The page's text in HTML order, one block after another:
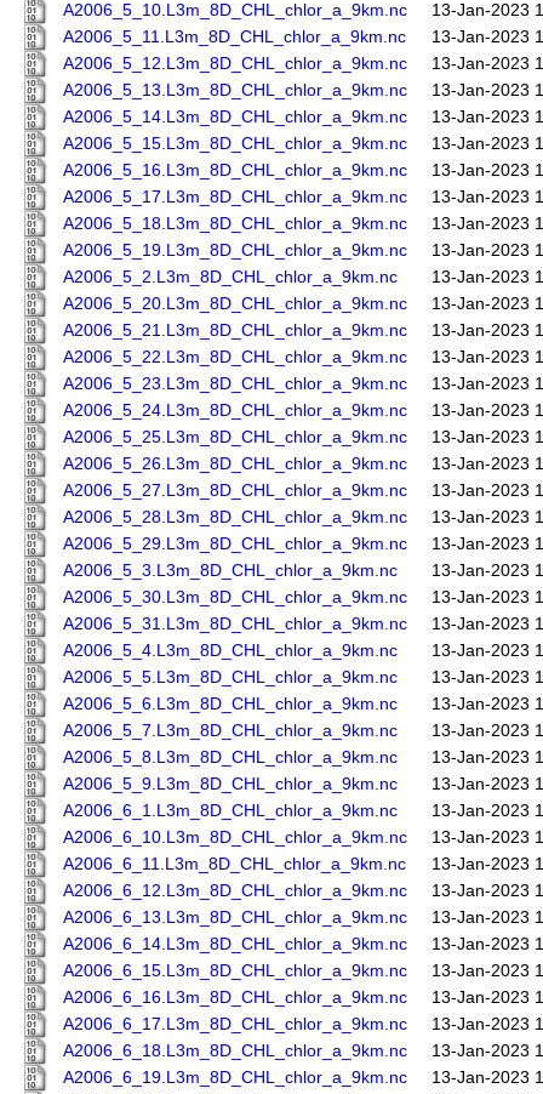
A2006_5_10.L3m_8D_CHL_chlor_a_9km.nc
13-Jan-2023
A2006_5_11.L3m_8D_CHL_chlor_a_9km.nc
13-Jan-2023
A2006_5_12.L3m_8D_CHL_chlor_a_9km.nc
13-Jan-2023
A2006_5_13.L3m_8D_CHL_chlor_a_9km.nc
13-Jan-2023
A2006_5_14.L3m_8D_CHL_chlor_a_9km.nc
13-Jan-2023
A2006_5_15.L3m_8D_CHL_chlor_a_9km.nc
13-Jan-2023
A2006_5_16.L3m_8D_CHL_chlor_a_9km.nc
13-Jan-2023
A2006_5_17.L3m_8D_CHL_chlor_a_9km.nc
13-Jan-2023
A2006_5_18.L3m_8D_CHL_chlor_a_9km.nc
13-Jan-2023
A2006_5_19.L3m_8D_CHL_chlor_a_9km.nc
13-Jan-2023
A2006_5_2.L3m_8D_CHL_chlor_a_9km.nc
13-Jan-2023
A2006_5_20.L3m_8D_CHL_chlor_a_9km.nc
13-Jan-2023
A2006_5_21.L3m_8D_CHL_chlor_a_9km.nc
13-Jan-2023
A2006_5_22.L3m_8D_CHL_chlor_a_9km.nc
13-Jan-2023
A2006_5_23.L3m_8D_CHL_chlor_a_9km.nc
13-Jan-2023
A2006_5_24.L3m_8D_CHL_chlor_a_9km.nc
13-Jan-2023
A2006_5_25.L3m_8D_CHL_chlor_a_9km.nc
13-Jan-2023
A2006_5_26.L3m_8D_CHL_chlor_a_9km.nc
13-Jan-2023
A2006_5_27.L3m_8D_CHL_chlor_a_9km.nc
13-Jan-2023
A2006_5_28.L3m_8D_CHL_chlor_a_9km.nc
13-Jan-2023
A2006_5_29.L3m_8D_CHL_chlor_a_9km.nc
13-Jan-2023
A2006_5_3.L3m_8D_CHL_chlor_a_9km.nc
13-Jan-2023
A2006_5_30.L3m_8D_CHL_chlor_a_9km.nc
13-Jan-2023
A2006_5_31.L3m_8D_CHL_chlor_a_9km.nc
13-Jan-2023
A2006_5_4.L3m_8D_CHL_chlor_a_9km.nc
13-Jan-2023
A2006_5_5.L3m_8D_CHL_chlor_a_9km.nc
13-Jan-2023
A2006_5_6.L3m_8D_CHL_chlor_a_9km.nc
13-Jan-2023
A2006_5_7.L3m_8D_CHL_chlor_a_9km.nc
13-Jan-2023
A2006_5_8.L3m_8D_CHL_chlor_a_9km.nc
13-Jan-2023
A2006_5_9.L3m_8D_CHL_chlor_a_9km.nc
13-Jan-2023
A2006_6_1.L3m_8D_CHL_chlor_a_9km.nc
13-Jan-2023
A2006_6_10.L3m_8D_CHL_chlor_a_9km.nc
13-Jan-2023
A2006_6_11.L3m_8D_CHL_chlor_a_9km.nc
13-Jan-2023
A2006_6_12.L3m_8D_CHL_chlor_a_9km.nc
13-Jan-2023
A2006_6_13.L3m_8D_CHL_chlor_a_9km.nc
13-Jan-2023
A2006_6_14.L3m_8D_CHL_chlor_a_9km.nc
13-Jan-2023
A2006_6_15.L3m_8D_CHL_chlor_a_9km.nc
13-Jan-2023
A2006_6_16.L3m_8D_CHL_chlor_a_9km.nc
13-Jan-2023
A2006_6_17.L3m_8D_CHL_chlor_a_9km.nc
13-Jan-2023
A2006_6_18.L3m_8D_CHL_chlor_a_9km.nc
13-Jan-2023
A2006_6_19.L3m_8D_CHL_chlor_a_9km.nc
13-Jan-2023